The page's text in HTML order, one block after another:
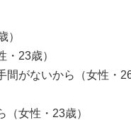
）
23歳）
間がないから（女性・
女性・23歳）